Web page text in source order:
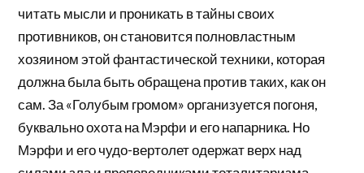
читать мысли и проникать в тайны своих
противников, он становится полновластным
хозяином этой фантастической техники, которая
должна была быть обращена против таких, как он
сам. За «Голубым громом» организуется погоня,
буквально охота на Мэрфи и его напарника. Но
Мэрфи и его чудо-вертолет одержат верх над